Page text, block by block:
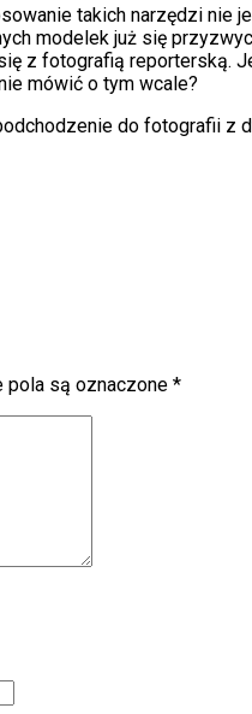
takich narzędzi nie
modelek już się
z fotografią
mówić o tym wcale?
do fotografii z
pola są oznaczone *